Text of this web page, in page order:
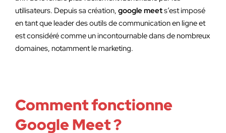
utilisateurs. Depuis sa création, google meets’est imposé
en tant que leader des outils de communication en ligne et
est considéré comme un incontournable dans de nombreux
domaines, notamment le marketing.
Comment fonctionne
Google Meet ?